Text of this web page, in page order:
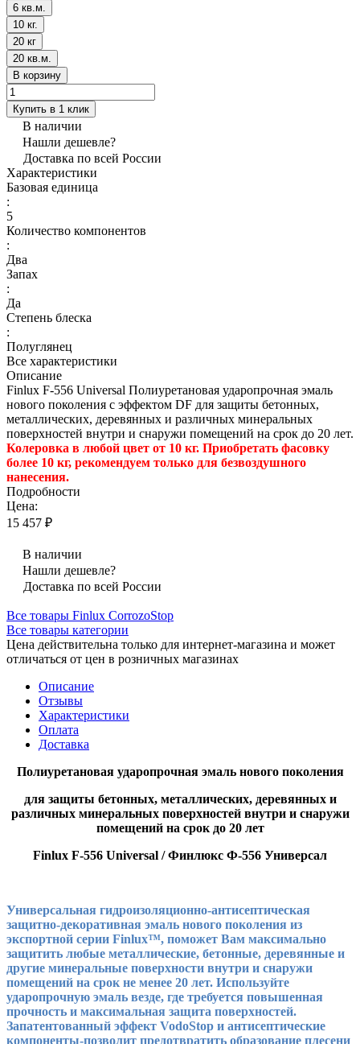
6 кв.м.
10 кг.
20 кг
20 кв.м.
В корзину
Купить в 1 клик
В наличии
Нашли дешевле?
Доставка по всей России
Характеристики
Базовая единица
:
5
Количество компонентов
:
Два
Запах
:
Да
Степень блеска
:
Полуглянец
Все характеристики
Описание
Finlux F-556 Universal Полиуретановая ударопрочная эмаль
нового поколения с эффектом DF для защиты бетонных,
металлических, деревянных и различных минеральных
поверхностей внутри и снаружи помещений на срок до 20 лет.
Колеровка в любой цвет от 10 кг. Приобретать фасовку
более 10 кг, рекомендуем только для безвоздушного
нанесения.
Подробности
Цена:
15 457 ₽
В наличии
Нашли дешевле?
Доставка по всей России
Все товары Finlux CorrozoStop
Все товары категории
Цена действительна только для интернет-магазина и может
отличаться от цен в розничных магазинах
Описание
Отзывы
Характеристики
Оплата
Доставка
Полиуретановая ударопрочная эмаль нового поколения
для защиты бетонных, металлических, деревянных и
различных минеральных поверхностей внутри и снаружи
помещений на срок до 20 лет
Finlux F-556 Universal / Финлюкс Ф-556 Универсал
Универсальная гидроизоляционно-антисептическая
защитно-декоративная эмаль нового поколения из
экспортной серии Finlux™, поможет Вам максимально
защитить любые металлические, бетонные, деревянные и
другие минеральные поверхности внутри и снаружи
помещений на срок не менее 20 лет. Используйте
ударопрочную эмаль везде, где требуется повышенная
прочность и максимальная защита поверхностей.
Запатентованный эффект VodoStop и антисептические
компоненты-позволит предотвратить образование плесени